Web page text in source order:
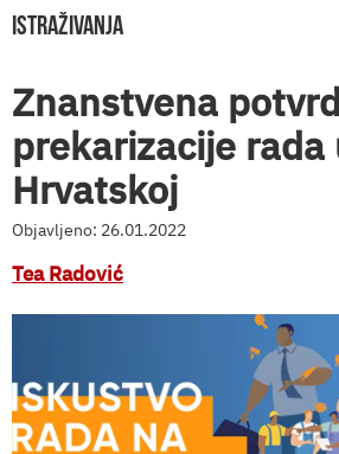
ISTRAŽIVANJA
Znanstvena
prekarizacije rada
Hrvatskoj
Objavljeno: 26.01.2022
Tea Radović